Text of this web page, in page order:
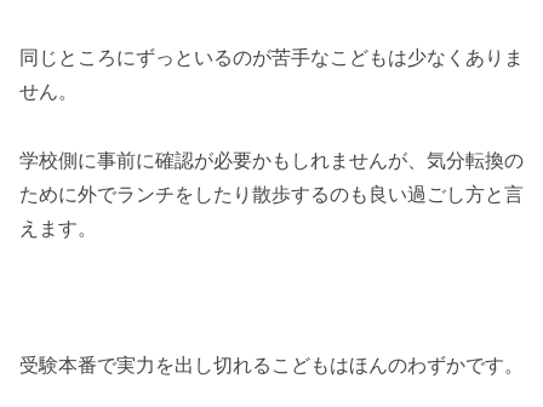
同じところにずっといるのが苦手なこどもは少なくありま
せん。
学校側に事前に確認が必要かもしれませんが、気分転換の
ために外でランチをしたり散歩するのも良い過ごし方と言
えます。
受験本番で実力を出し切れるこどもはほんのわずかです。